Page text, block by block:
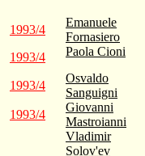
1993/4
Emanuele
Fornasiero
1993/4 Paola Cioni
1993/4
Osvaldo
Sanguigni
1993/4
Giovanni
Mastroianni
Vladimir
Solov'ev